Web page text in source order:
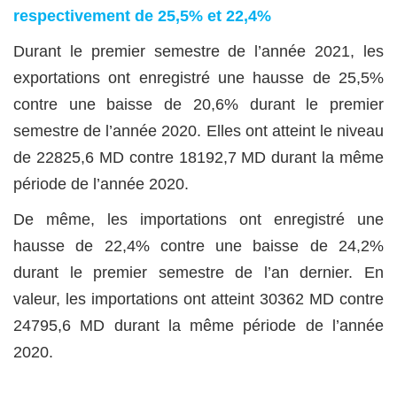
respectivement de 25,5% et 22,4%
Durant le premier semestre de l’année 2021, les
exportations ont enregistré une hausse de 25,5%
contre une baisse de 20,6% durant le premier
semestre de l’année 2020. Elles ont atteint le niveau
de 22825,6 MD contre 18192,7 MD durant la même
période de l’année 2020.
De même, les importations ont enregistré une
hausse de 22,4% contre une baisse de 24,2%
durant le premier semestre de l’an dernier. En
valeur, les importations ont atteint 30362 MD contre
24795,6 MD durant la même période de l’année
2020.